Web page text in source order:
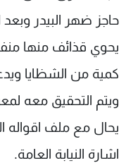
حاجز ضهر البيدر
يحوي قذائف منها
كمية من الشظايا
ويتم التحقيق معه
يحال مع ملف اقواله
اشارة النيابة العامة.
الإنـتـاج
لاعلاناتكم